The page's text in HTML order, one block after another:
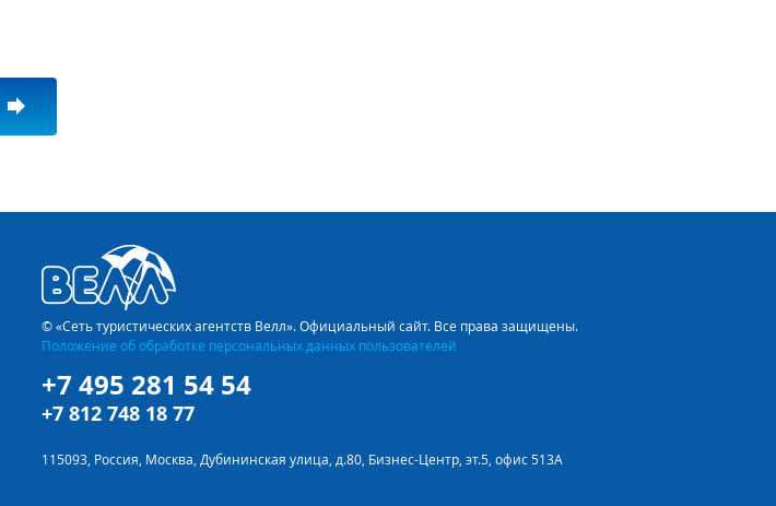
forward
© «Сеть туристических агентств Велл». Официальный сайт. Все права защищены.
Положение об обработке персональных данных пользователей
+7 495 281 54 54
+7 812 748 18 77
115093, Россия, Москва, Дубининская улица, д.80, Бизнес-Центр, эт.5, офис 513А